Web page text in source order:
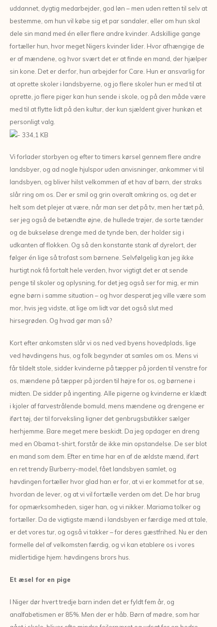
uddannet, dygtig medarbejder, god løn – men uden retten til selv at
bestemme, om hun vil købe sig et par sandaler, eller om hun skal
dele sin mand med én eller flere andre kvinder. Adskillige gange
fortæller hun, hvor meget Nigers kvinder lider. Hvor afhængige de
er af mændene, og hvor svært det er at finde en mand, der hjælper
sin kone. Det er derfor, hun arbejder for Care. Hun er ansvarlig for
at oprette skoler i landsbyerne, og jo flere skoler hun er med til at
oprette, jo flere piger kan hun sende i skole, og på den måde være
med til at flytte lidt på den kultur, der kun sjældent giver hunkøn et
personligt valg.
Vi forlader storbyen og efter to timers kørsel gennem flere andre
landsbyer, og ad nogle hjulspor uden anvisninger, ankommer vi til
landsbyen, og bliver hilst velkommen af et hav af børn, der straks
slår ring om os. Der er smil og grin overalt omkring os, og det er
helt som det plejer at være, når man ser det på tv, men her tæt på,
ser jeg også de betændte øjne, de hullede trøjer, de sorte tænder
og de bukseløse drenge med de tynde ben, der holder sig i
udkanten af flokken. Og så den konstante stank af dyrelort, der
følger én lige så trofast som børnene. Selvfølgelig kan jeg ikke
hurtigt nok få fortalt hele verden, hvor vigtigt det er at sende
penge til skoler og oplysning, for det jeg også ser for mig, er min
egne børn i samme situation – og hvor desperat jeg ville være som
mor, hvis jeg vidste, at lige om lidt var det også slut med
hirsegrøden. Og hvad gør man så?
Kort efter ankomsten slår vi os ned ved byens hovedplads, lige
ved høvdingens hus, og folk begynder at samles om os. Mens vi
får tildelt stole, sidder kvinderne på tæpper på jorden til venstre for
os, mændene på tæpper på jorden til højre for os, og børnene i
midten. De sidder på ingenting. Alle pigerne og kvinderne er klædt
i kjoler af farvestrålende bomuld, mens mændene og drengene er
iført tøj, der til forveksling ligner det genbrugsbutikker sælger
herhjemme. Bare meget mere beskidt. Da jeg opdager en dreng
med en Obama t-shirt, forstår de ikke min opstandelse. De ser blot
en mand som dem. Efter en time har en af de ældste mænd, iført
en ret trendy Burberry-model, fået landsbyen samlet, og
høvdingen fortæller hvor glad han er for, at vi er kommet for at se,
hvordan de lever, og at vi vil fortælle verden om det. De har brug
for opmærksomheden, siger han, og vi nikker. Mariama tolker og
fortæller. Da de vigtigste mænd i landsbyen er færdige med at tale,
er det vores tur, og også vi takker – for deres gæstfrihed. Nu er den
formelle del af velkomsten færdig, og vi kan etablere os i vores
midlertidige hjem: høvdingens brors hus.
Et æsel for en pige
I Niger dør hvert tredje barn inden det er fyldt fem år, og
analfabetismen er 85%. Men der er håb. Børn af mødre, som har